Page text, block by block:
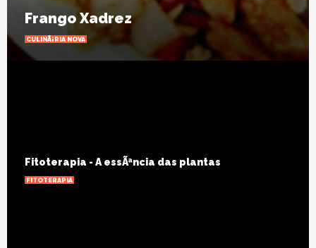
Frango Xadrez
CULINÃ¡RIA NOVA
Fitoterapia - A essÃªncia das plantas
FITOTERAPIA